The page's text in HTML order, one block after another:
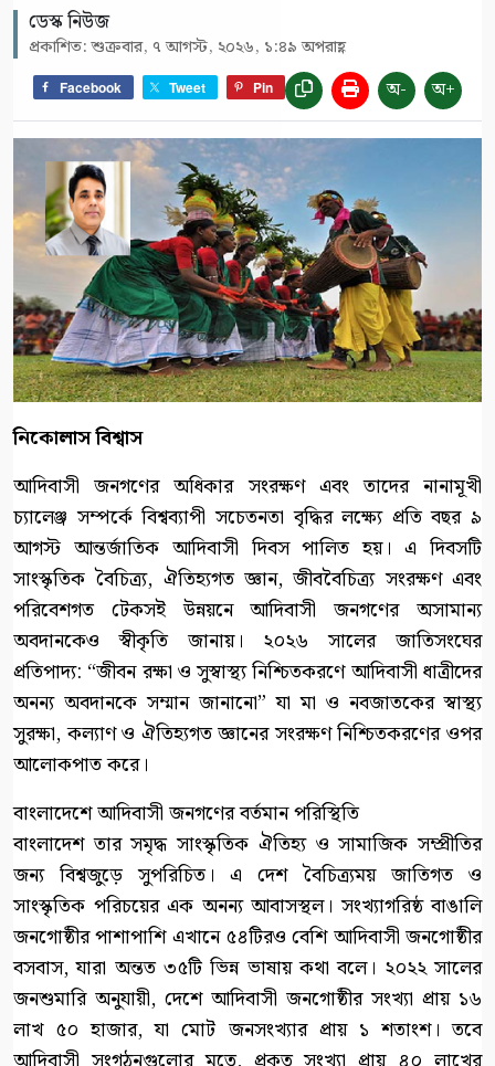
ডেস্ক নিউজ
প্রকাশিত: শুক্রবার, ৭ আগস্ট, ২০২৬, ১:৪৯ অপরাহ্ণ
Facebook Tweet Pin অ- অ+
নিকোলাস বিশ্বাস
আদিবাসী জনগণের অধিকার সংরক্ষণ এবং তাদের নানামূখী
চ্যালেঞ্জ সম্পর্কে বিশ্বব্যাপী সচেতনতা বৃদ্ধির লক্ষ্যে প্রতি বছর ৯
আগস্ট আন্তর্জাতিক আদিবাসী দিবস পালিত হয়। এ দিবসটি
সাংস্কৃতিক বৈচিত্র্য, ঐতিহ্যগত জ্ঞান, জীববৈচিত্র্য সংরক্ষণ এবং
পরিবেশগত টেকসই উন্নয়নে আদিবাসী জনগণের অসামান্য
অবদানকেও স্বীকৃতি জানায়। ২০২৬ সালের জাতিসংঘের
প্রতিপাদ্য: “জীবন রক্ষা ও সুস্বাস্থ্য নিশ্চিতকরণে আদিবাসী ধাত্রীদের
অনন্য অবদানকে সম্মান জানানো” যা মা ও নবজাতকের স্বাস্থ্য
সুরক্ষা, কল্যাণ ও ঐতিহ্যগত জ্ঞানের সংরক্ষণ নিশ্চিতকরণের ওপর
আলোকপাত করে।
বাংলাদেশে আদিবাসী জনগণের বর্তমান পরিস্থিতি
বাংলাদেশ তার সমৃদ্ধ সাংস্কৃতিক ঐতিহ্য ও সামাজিক সম্প্রীতির
জন্য বিশ্বজুড়ে সুপরিচিত। এ দেশ বৈচিত্র্যময় জাতিগত ও
সাংস্কৃতিক পরিচয়ের এক অনন্য আবাসস্থল। সংখ্যাগরিষ্ঠ বাঙালি
জনগোষ্ঠীর পাশাপাশি এখানে ৫৪টিরও বেশি আদিবাসী জনগোষ্ঠীর
বসবাস, যারা অন্তত ৩৫টি ভিন্ন ভাষায় কথা বলে। ২০২২ সালের
জনশুমারি অনুযায়ী, দেশে আদিবাসী জনগোষ্ঠীর সংখ্যা প্রায় ১৬
লাখ ৫০ হাজার, যা মোট জনসংখ্যার প্রায় ১ শতাংশ। তবে